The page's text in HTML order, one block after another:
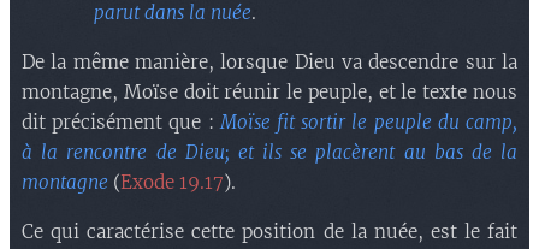
parut dans la nuée.
De la même manière, lorsque Dieu va descendre sur la
montagne, Moïse doit réunir le peuple, et le texte nous
dit précisément que :Moïse fit sortir le peuple du camp,
à la rencontre de Dieu; et ils se placèrent au bas de la
montagne (Exode 19.17).
Ce qui caractérise cette position de la nuée, est le fait